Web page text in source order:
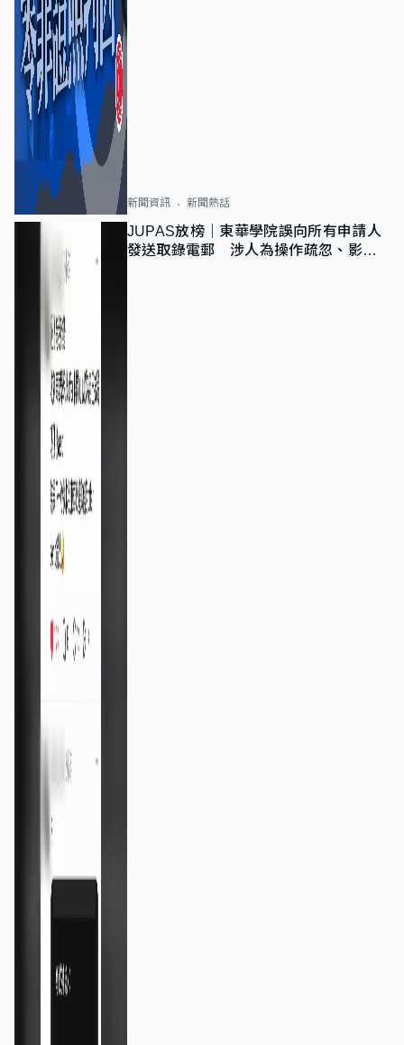
新聞資訊 新聞熱話
JUPAS放榜｜東華學院誤向所有申請人
發送取錄電郵 涉人為操作疏忽、影響